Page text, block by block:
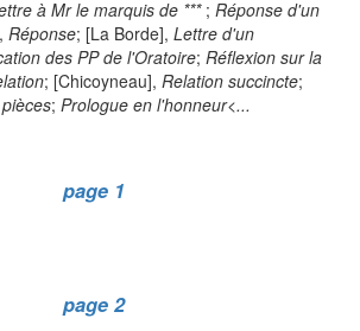
à Mr le marquis de ***; Réponse d'un
Réponse; [La Borde], Lettre d'un
des PP de l'Oratoire; Réflexion sur la
; [Chicoyneau], Relation succincte;
; Prologue en l'honneur<...
page 1
page 2